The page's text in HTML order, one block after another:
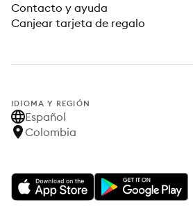
Contacto y ayuda
Canjear tarjeta de regalo
IDIOMA Y REGIÓN
Español
Colombia